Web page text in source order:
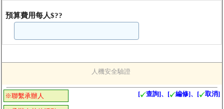
預算費用每人$??
人機安全驗證
※聯繫承辦人 [ 查詢]、[ 編修]、[ 取消]